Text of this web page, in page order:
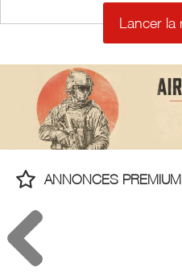
ANNONCES PREMIUM